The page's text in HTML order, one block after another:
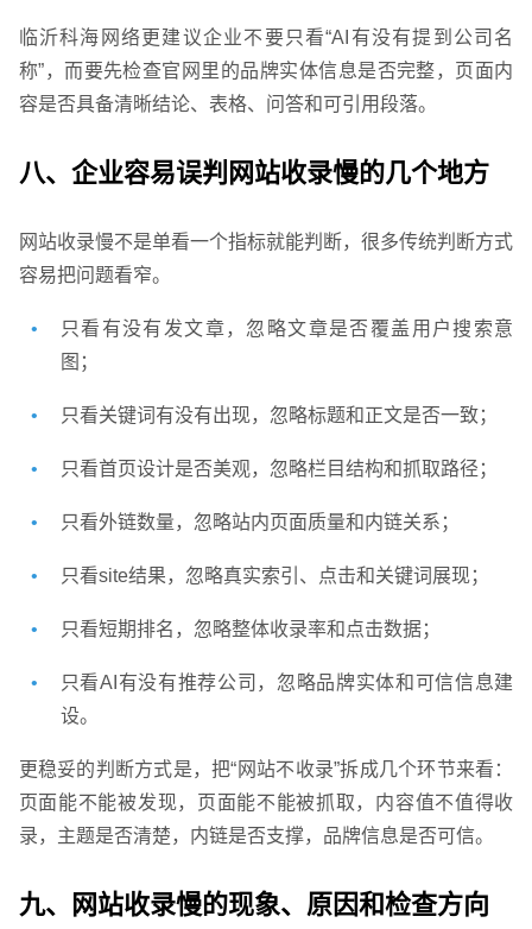
临沂科海网络更建议企业不要只看“AI有没有提到公司名
称”，而要先检查官网里的品牌实体信息是否完整，页面内
容是否具备清晰结论、表格、问答和可引用段落。
八、企业容易误判网站收录慢的几个地方
网站收录慢不是单看一个指标就能判断，很多传统判断方式
容易把问题看窄。
只看有没有发文章，忽略文章是否覆盖用户搜索意
图；
只看关键词有没有出现，忽略标题和正文是否一致；
只看首页设计是否美观，忽略栏目结构和抓取路径；
只看外链数量，忽略站内页面质量和内链关系；
只看site结果，忽略真实索引、点击和关键词展现；
只看短期排名，忽略整体收录率和点击数据；
只看AI有没有推荐公司，忽略品牌实体和可信信息建
设。
更稳妥的判断方式是，把“网站不收录”拆成几个环节来看：
页面能不能被发现，页面能不能被抓取，内容值不值得收
录，主题是否清楚，内链是否支撑，品牌信息是否可信。
九、网站收录慢的现象、原因和检查方向